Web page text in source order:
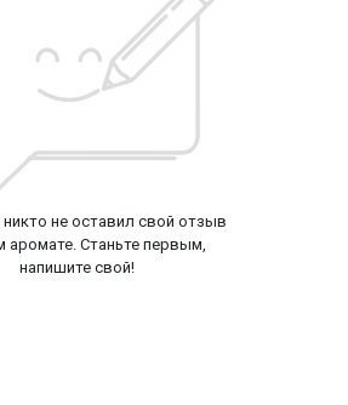
не оставил свой отзыв
аромате. Станьте первым,
напишите свой!